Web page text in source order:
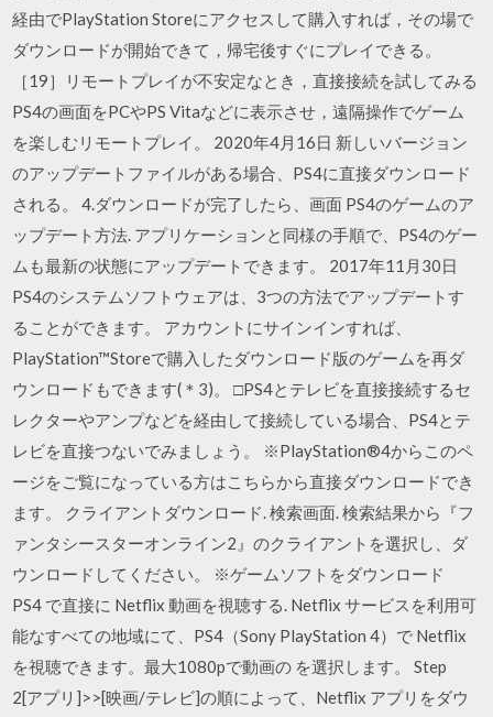
経由でPlayStation Storeにアクセスして購入すれば，その場で
ダウンロードが開始できて，帰宅後すぐにプレイできる。
［19］リモートプレイが不安定なとき，直接接続を試してみる
PS4の画面をPCやPS Vitaなどに表示させ，遠隔操作でゲーム
を楽しむリモートプレイ。 2020年4月16日 新しいバージョン
のアップデートファイルがある場合、PS4に直接ダウンロード
される。 4.ダウンロードが完了したら、画面 PS4のゲームのア
ップデート方法. アプリケーションと同様の手順で、PS4のゲー
ムも最新の状態にアップデートできます。 2017年11月30日
PS4のシステムソフトウェアは、3つの方法でアップデートす
ることができます。 アカウントにサインインすれば、
PlayStation™Storeで購入したダウンロード版のゲームを再ダ
ウンロードもできます(＊3)。 □PS4とテレビを直接接続するセ
レクターやアンプなどを経由して接続している場合、PS4とテ
レビを直接つないでみましょう。 ※PlayStation®4からこのペ
ージをご覧になっている方はこちらから直接ダウンロードでき
ます。 クライアントダウンロード. 検索画面. 検索結果から『フ
ァンタシースターオンライン2』のクライアントを選択し、ダ
ウンロードしてください。 ※ゲームソフトをダウンロード
PS4 で直接に Netflix 動画を視聴する. Netflix サービスを利用可
能なすべての地域にて、PS4（Sony PlayStation 4）で Netflix
を視聴できます。最大1080pで動画の を選択します。 Step
2[アプリ]>>[映画/テレビ]の順によって、Netflix アプリをダウ